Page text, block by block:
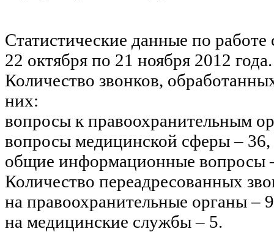
Статистические данные по
22 октября по 21 ноября 2012 года.
Количество звонков,
них:
вопросы к правоохранительным
вопросы медицинской сферы – 36,
общие информационные вопросы
Количество переадресованных
на правоохранительные органы –
на медицинские службы – 5.